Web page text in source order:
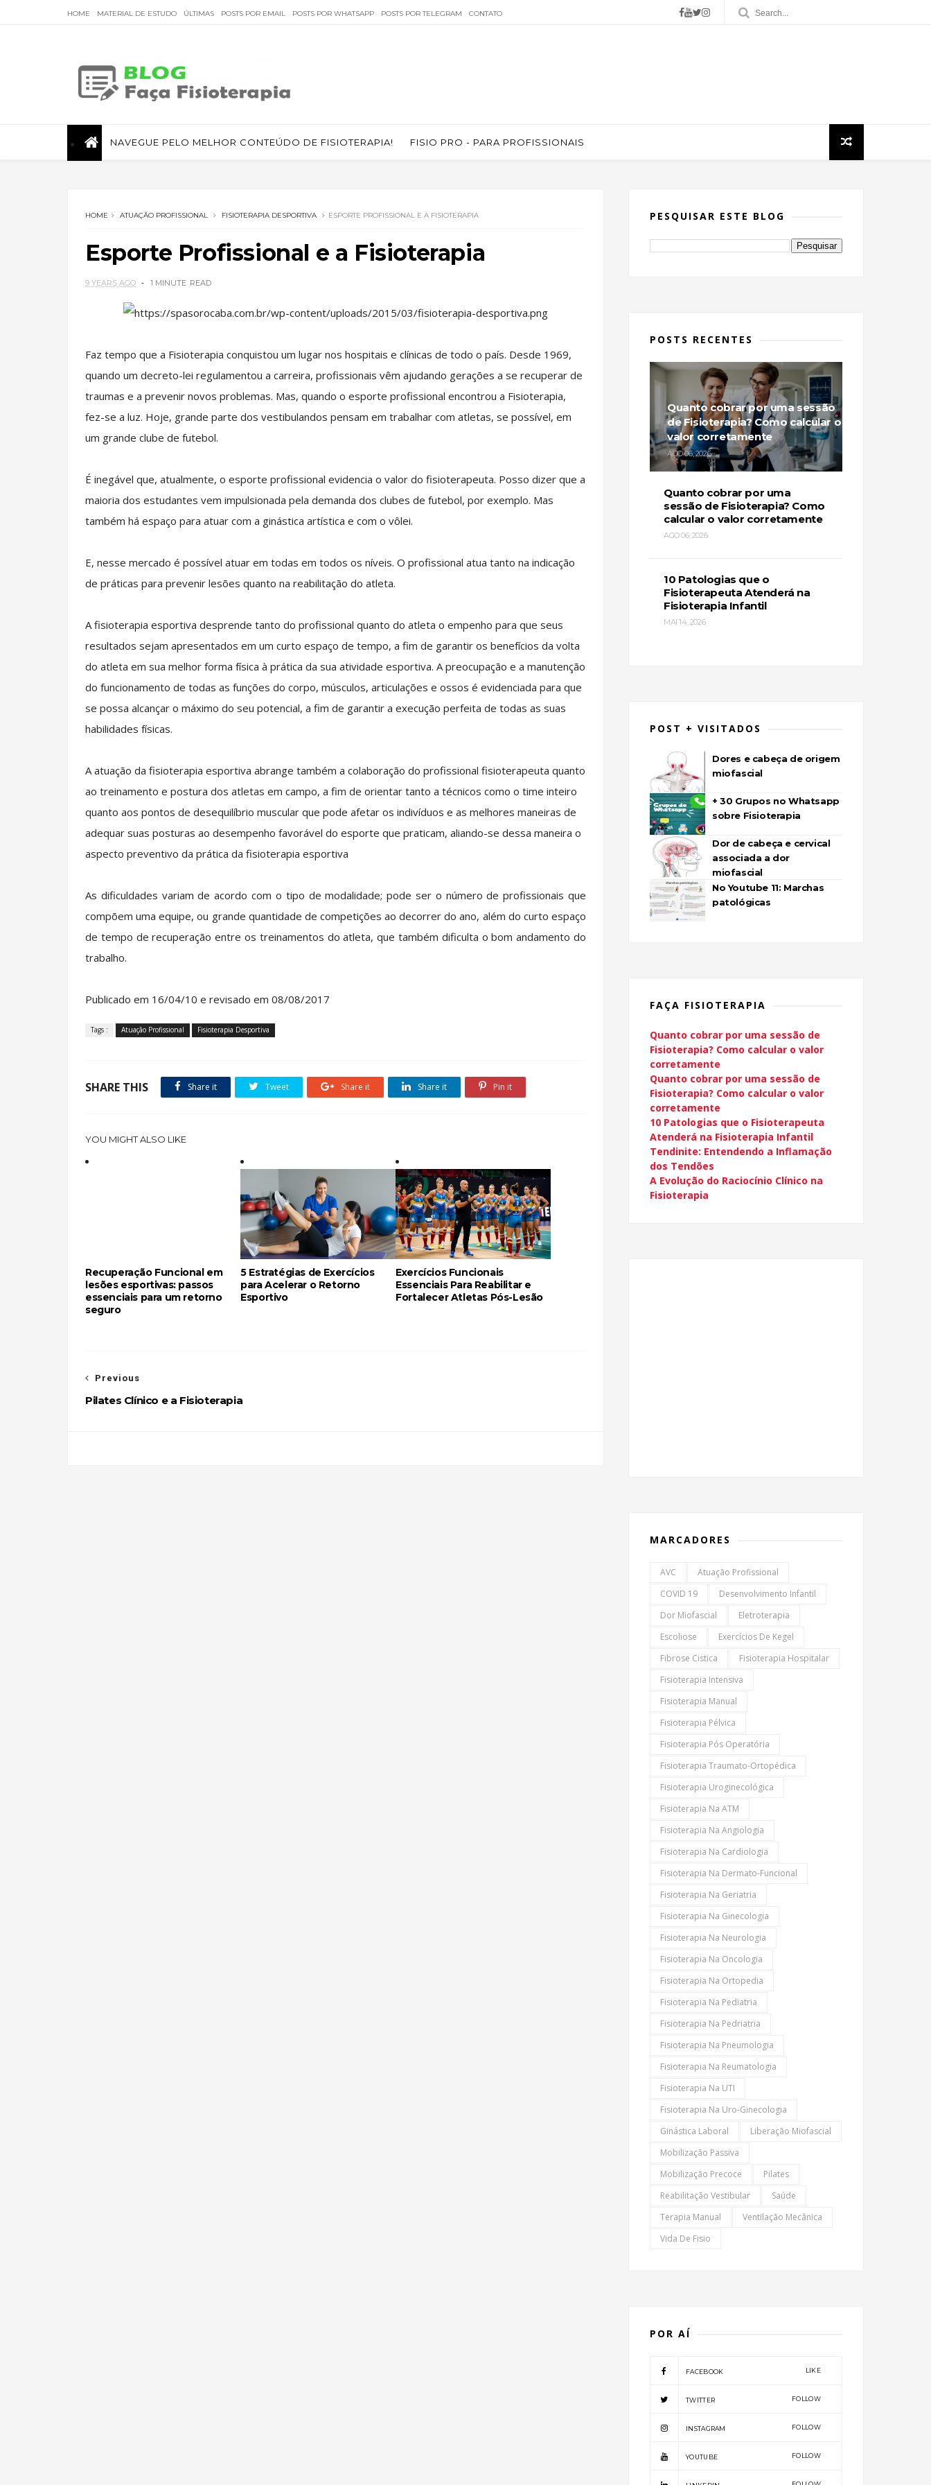
HOME MATERIAL DE ESTUDO ÚLTIMAS POSTS POR EMAIL POSTS POR WHATSAPP POSTS POR TELEGRAM CONTATO
Fisioterapia de qualidade com informações sobre
tratamentos e assuntos relacionados à área.
NAVEGUE PELO MELHOR CONTEÚDO DE FISIOTERAPIA! FISIO PRO - PARA PROFISSIONAIS
HOME ATUAÇÃO PROFISSIONAL FISIOTERAPIA DESPORTIVA ESPORTE PROFISSIONAL E A FISIOTERAPIA
Esporte Profissional e a Fisioterapia
9 YEARS AGO 1 MINUTE READ
Faz tempo que a Fisioterapia conquistou um lugar nos hospitais e clínicas de todo o país. Desde 1969,
quando um decreto-lei regulamentou a carreira, profissionais vêm ajudando gerações a se recuperar de
traumas e a prevenir novos problemas. Mas, quando o esporte profissional encontrou a Fisioterapia,
fez-se a luz. Hoje, grande parte dos vestibulandos pensam em trabalhar com atletas, se possível, em
um grande clube de futebol.
É inegável que, atualmente, o esporte profissional evidencia o valor do fisioterapeuta. Posso dizer que a
maioria dos estudantes vem impulsionada pela demanda dos clubes de futebol, por exemplo. Mas
também há espaço para atuar com a ginástica artística e com o vôlei.
E, nesse mercado é possível atuar em todas em todos os níveis. O profissional atua tanto na indicação
de práticas para prevenir lesões quanto na reabilitação do atleta.
A fisioterapia esportiva desprende tanto do profissional quanto do atleta o empenho para que seus
resultados sejam apresentados em um curto espaço de tempo, a fim de garantir os benefícios da volta
do atleta em sua melhor forma física à prática da sua atividade esportiva. A preocupação e a manutenção
do funcionamento de todas as funções do corpo, músculos, articulações e ossos é evidenciada para que
se possa alcançar o máximo do seu potencial, a fim de garantir a execução perfeita de todas as suas
habilidades físicas.
A atuação da fisioterapia esportiva abrange também a colaboração do profissional fisioterapeuta quanto
ao treinamento e postura dos atletas em campo, a fim de orientar tanto a técnicos como o time inteiro
quanto aos pontos de desequilíbrio muscular que pode afetar os indivíduos e as melhores maneiras de
adequar suas posturas ao desempenho favorável do esporte que praticam, aliando-se dessa maneira o
aspecto preventivo da prática da fisioterapia esportiva
As dificuldades variam de acordo com o tipo de modalidade; pode ser o número de profissionais que
compõem uma equipe, ou grande quantidade de competições ao decorrer do ano, além do curto espaço
de tempo de recuperação entre os treinamentos do atleta, que também dificulta o bom andamento do
trabalho.
Publicado em 16/04/10 e revisado em 08/08/2017
Tags : Atuação Profissional Fisioterapia Desportiva
SHARE THIS Share it Tweet Share it Share it Pin it
YOU MIGHT ALSO LIKE
Recuperação Funcional em
lesões esportivas: passos
essenciais para um retorno
seguro
5 Estratégias de Exercícios
para Acelerar o Retorno
Esportivo
Exercícios Funcionais
Essenciais Para Reabilitar e
Fortalecer Atletas Pós-Lesão
Previous
Pilates Clínico e a Fisioterapia
PESQUISAR ESTE BLOG
POSTS RECENTES
Quanto cobrar por uma sessão
de Fisioterapia? Como calcular o
valor corretamente
AGO 06, 2026
Quanto cobrar por uma
sessão de Fisioterapia? Como
calcular o valor corretamente
AGO 06, 2026
10 Patologias que o
Fisioterapeuta Atenderá na
Fisioterapia Infantil
MAI 14, 2026
POST + VISITADOS
Dores e cabeça de origem
miofascial
+ 30 Grupos no Whatsapp
sobre Fisioterapia
Dor de cabeça e cervical
associada a dor
miofascial
No Youtube 11: Marchas
patológicas
FAÇA FISIOTERAPIA
Quanto cobrar por uma sessão de
Fisioterapia? Como calcular o valor
corretamente
Quanto cobrar por uma sessão de
Fisioterapia? Como calcular o valor
corretamente
10 Patologias que o Fisioterapeuta
Atenderá na Fisioterapia Infantil
Tendinite: Entendendo a Inflamação
dos Tendões
A Evolução do Raciocínio Clínico na
Fisioterapia
MARCADORES
AVC
Atuação Profissional
COVID 19
Desenvolvimento Infantil
Dor Miofascial
Eletroterapia
Escoliose
Exercícios De Kegel
Fibrose Cistica
Fisioterapia Hospitalar
Fisioterapia Intensiva
Fisioterapia Manual
Fisioterapia Pélvica
Fisioterapia Pós Operatória
Fisioterapia Traumato-Ortopédica
Fisioterapia Uroginecológica
Fisioterapia Na ATM
Fisioterapia Na Angiologia
Fisioterapia Na Cardiologia
Fisioterapia Na Dermato-Funcional
Fisioterapia Na Geriatria
Fisioterapia Na Ginecologia
Fisioterapia Na Neurologia
Fisioterapia Na Oncologia
Fisioterapia Na Ortopedia
Fisioterapia Na Pediatria
Fisioterapia Na Pedriatria
Fisioterapia Na Pneumologia
Fisioterapia Na Reumatologia
Fisioterapia Na UTI
Fisioterapia Na Uro-Ginecologia
Ginástica Laboral
Liberação Miofascial
Mobilização Passiva
Mobilização Precoce
Pilates
Reabilitação Vestibular
Saúde
Terapia Manual
Ventilação Mecânica
Vida De Fisio
POR AÍ
FACEBOOK LIKE
TWITTER FOLLOW
INSTAGRAM FOLLOW
YOUTUBE FOLLOW